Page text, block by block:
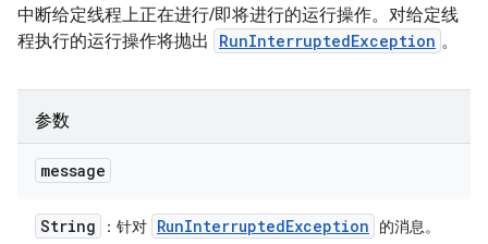
中断给定线程上正在进行/即将进行的运行操作。对给定线
程执行的运行操作将抛出
RunInterruptedException 。
参数
message
String ：针对 RunInterruptedException 的消息。